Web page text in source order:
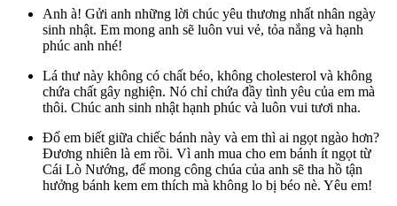
Anh à! Gửi anh những lời chúc yêu thương nhất nhân ngày
sinh nhật. Em mong anh sẽ luôn vui vẻ, tỏa nắng và hạnh
phúc anh nhé!
Lá thư này không có chất béo, không cholesterol và không
chứa chất gây nghiện. Nó chỉ chứa đầy tình yêu của em mà
thôi. Chúc anh sinh nhật hạnh phúc và luôn vui tươi nha.
Đố em biết giữa chiếc bánh này và em thì ai ngọt ngào hơn?
Đương nhiên là em rồi. Vì anh mua cho em bánh ít ngọt từ
Cái Lò Nướng, để mong công chúa của anh sẽ tha hồ tận
hưởng bánh kem em thích mà không lo bị béo nè. Yêu em!